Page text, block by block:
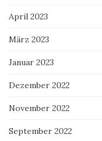
April 2023
März 2023
Januar 2023
Dezember 2022
November 2022
September 2022